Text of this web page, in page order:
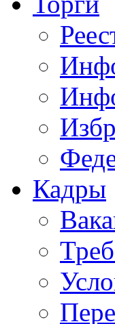
Кадры